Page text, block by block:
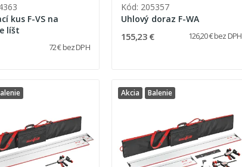
kus F-VS na
líšt
72 € bez DPH
Kód: 205357
Uhlový doraz F-WA
155,23 € 126,20 € bez DPH
Akcia Balenie